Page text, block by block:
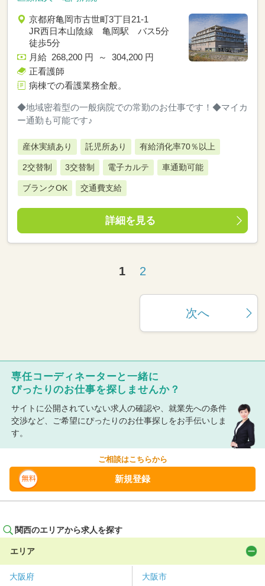
京都府亀岡市古世町3丁目21-1
JR西日本山陰線 亀岡駅 バス5分
徒歩5分
月給 268,200 円 ～ 304,200 円
正看護師
病棟での看護業務全般。
◆地域密着型の一般病院での常勤のお仕事です！◆マイカ
ー通勤も可能です♪
産休実績あり 託児所あり 有給消化率70％以上
2交替制 3交替制 電子カルテ 車通勤可能
ブランクOK 交通費支給
詳細を見る
1 2
次へ
専任コーディネーターと一緒に
ぴったりのお仕事を探しませんか？
サイトに公開されていない求人の確認や、就業先への条件
交渉など、ご希望にぴったりのお仕事探しをお手伝いしま
す。
ご相談はこちらから
新規登録
関西のエリアから求人を探す
エリア
大阪府 大阪市